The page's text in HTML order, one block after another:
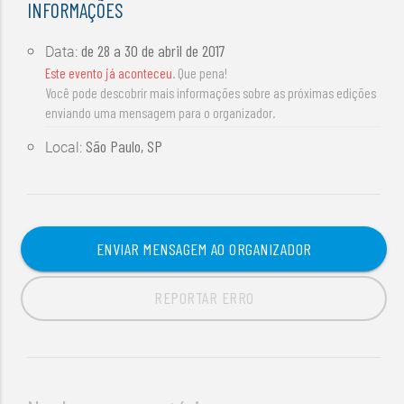
INFORMAÇÕES
Data:de 28 a 30 de abril de 2017
Este evento já aconteceu. Que pena!
Você pode descobrir mais informações sobre as próximas edições
enviando uma mensagem para o organizador.
Local: São Paulo, SP
ENVIAR MENSAGEM AO ORGANIZADOR
REPORTAR ERRO